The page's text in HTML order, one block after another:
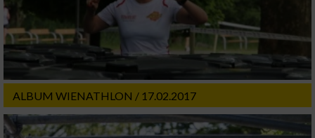
ALBUM WIENATHLON / 17.02.2017